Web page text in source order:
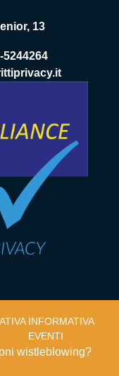
13
5244264
INFORMATIVA
EVENTI
wistleblowing?